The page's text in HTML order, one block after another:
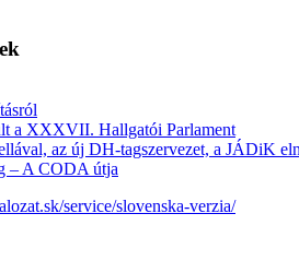
a XXXVII. Hallgatói Parlament
az új DH-tagszervezet, a JÁDiK
– A CODA útja